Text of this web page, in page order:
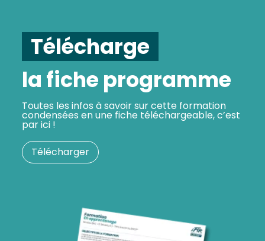
Télécharge
la fiche programme
Toutes les infos à savoir sur cette formation
condensées en une fiche téléchargeable, c’est
par ici !
Télécharger